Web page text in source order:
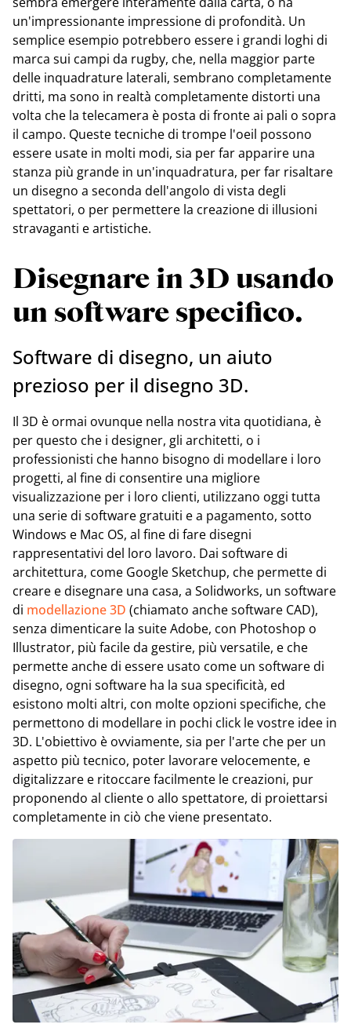
un'impressionante impressione di profondità. Un
semplice esempio potrebbero essere i grandi loghi di
marca sui campi da rugby, che, nella maggior parte
delle inquadrature laterali, sembrano completamente
dritti, ma sono in realtà completamente distorti una
volta che la telecamera è posta di fronte ai pali o sopra
il campo. Queste tecniche di trompe l'oeil possono
essere usate in molti modi, sia per far apparire una
stanza più grande in un'inquadratura, per far risaltare
un disegno a seconda dell'angolo di vista degli
spettatori, o per permettere la creazione di illusioni
stravaganti e artistiche.
Disegnare in 3D usando
un software specifico.
Software di disegno, un aiuto
prezioso per il disegno 3D.
Il 3D è ormai ovunque nella nostra vita quotidiana, è
per questo che i designer, gli architetti, o i
professionisti che hanno bisogno di modellare i loro
progetti, al fine di consentire una migliore
visualizzazione per i loro clienti, utilizzano oggi tutta
una serie di software gratuiti e a pagamento, sotto
Windows e Mac OS, al fine di fare disegni
rappresentativi del loro lavoro. Dai software di
architettura, come Google Sketchup, che permette di
creare e disegnare una casa, a Solidworks, un software
di modellazione 3D (chiamato anche software CAD),
senza dimenticare la suite Adobe, con Photoshop o
Illustrator, più facile da gestire, più versatile, e che
permette anche di essere usato come un software di
disegno, ogni software ha la sua specificità, ed
esistono molti altri, con molte opzioni specifiche, che
permettono di modellare in pochi click le vostre idee in
3D. L'obiettivo è ovviamente, sia per l'arte che per un
aspetto più tecnico, poter lavorare velocemente, e
digitalizzare e ritoccare facilmente le creazioni, pur
proponendo al cliente o allo spettatore, di proiettarsi
completamente in ciò che viene presentato.